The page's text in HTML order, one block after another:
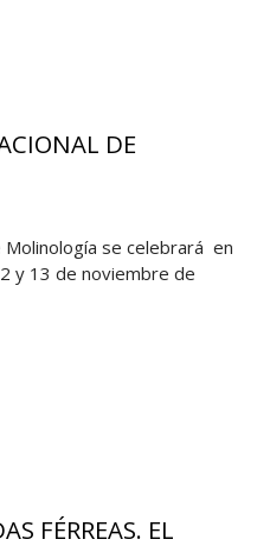
DE
Molinología se celebrará en
y 13 de noviembre de
FÉRREAS. EL